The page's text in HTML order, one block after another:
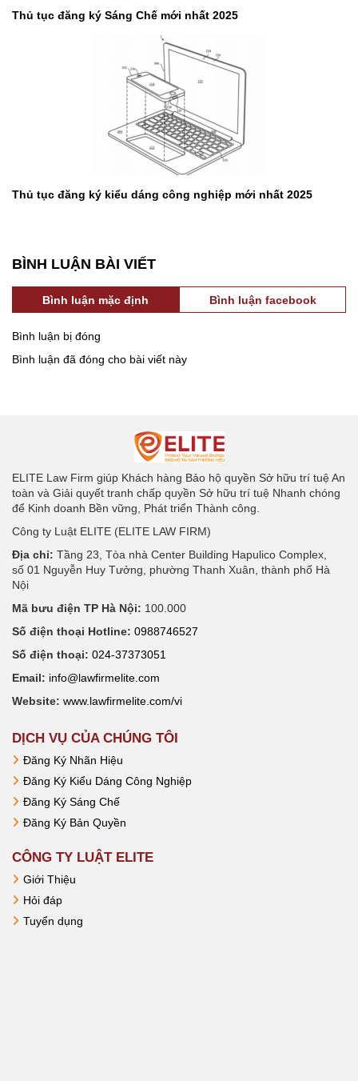
Thủ tục đăng ký Sáng Chế mới nhất 2025
Thủ tục đăng ký kiểu dáng công nghiệp mới nhất 2025
BÌNH LUẬN BÀI VIẾT
Bình luận mặc định Bình luận facebook
Bình luận bị đóng
Bình luận đã đóng cho bài viết này
ELITE Law Firm giúp Khách hàng Bảo hộ quyền Sở hữu trí tuệ An
toàn và Giải quyết tranh chấp quyền Sở hữu trí tuệ Nhanh chóng
để Kinh doanh Bền vững, Phát triển Thành công.
Công ty Luật ELITE (ELITE LAW FIRM)
Địa chỉ: Tầng 23, Tòa nhà Center Building Hapulico Complex,
số 01 Nguyễn Huy Tưởng, phường Thanh Xuân, thành phố Hà
Nội
Mã bưu điện TP Hà Nội: 100.000
Số điện thoại Hotline: 0988746527
Số điện thoại: 024-37373051
Email: info@lawfirmelite.com
Website: www.lawfirmelite.com/vi
DỊCH VỤ CỦA CHÚNG TÔI
Đăng Ký Nhãn Hiệu
Đăng Ký Kiểu Dáng Công Nghiệp
Đăng Ký Sáng Chế
Đăng Ký Bản Quyền
CÔNG TY LUẬT ELITE
Giới Thiệu
Hỏi đáp
Tuyển dụng